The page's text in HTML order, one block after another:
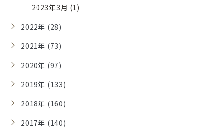
2023年3月 (1)
2022年 (28)
2021年 (73)
2020年 (97)
2019年 (133)
2018年 (160)
2017年 (140)